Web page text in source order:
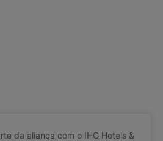
da aliança com o IHG Hotels &